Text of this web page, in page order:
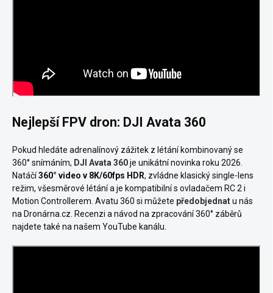
Nejlepší FPV dron: DJI Avata 360
Pokud hledáte adrenalínový zážitek z létání kombinovaný se
360° snímáním, DJI Avata 360je unikátní novinka roku 2026.
Natáčí360° video v 8K/60fps HDR, zvládne klasický single-lens
režim, všesměrové létání a je kompatibilní s ovladačem RC 2 i
Motion Controllerem. Avatu 360 si můžete předobjednatu nás
na Dronárna.cz. Recenzi a návod na zpracování 360° záběrů
najdete také na našem YouTube kanálu.